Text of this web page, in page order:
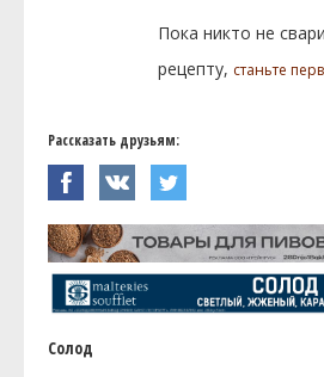
Пока никто не
рецепту, станьте
Рассказать друзьям:
Солод